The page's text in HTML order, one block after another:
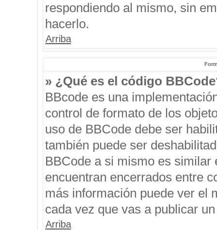
respondiendo al mismo, sin
hacerlo.
Arriba
» ¿Qué es el código
BBcode es una
control de formato de los
uso de BBCode debe ser
también puede ser
BBCode a si mismo es
encuentran encerrados entre
más información puede ver el
cada vez que vas a publicar
Arriba